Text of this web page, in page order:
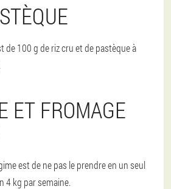
de 100 g de riz cru et de pastèque à
ET FROMAGE
est de ne pas le prendre en un seul
4 kg par semaine.